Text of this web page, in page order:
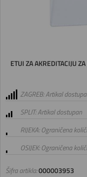
ETUI ZA AKREDITACIJU
Šifra artikla:000003953
ZAGREB: Artikal
SPLIT: Artikal dostupan
RIJEKA: Ograničena
OSIJEK: Ograničena